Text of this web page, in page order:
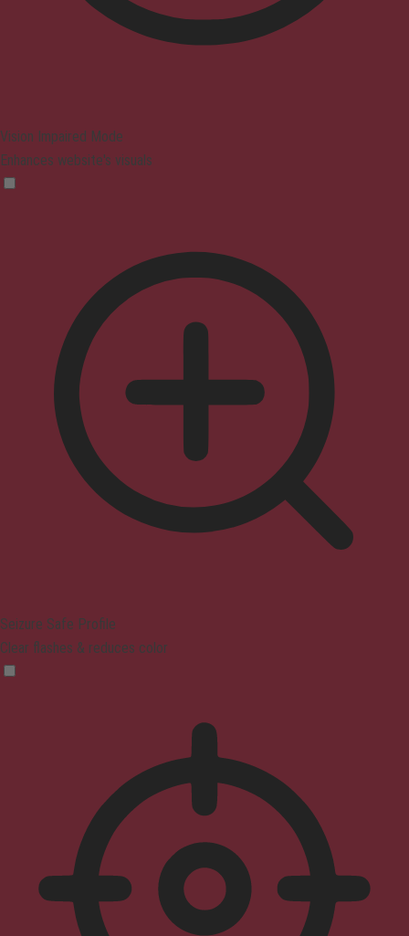
Vision Impaired Mode
Enhances website's visuals
Seizure Safe Profile
Clear flashes & reduces color